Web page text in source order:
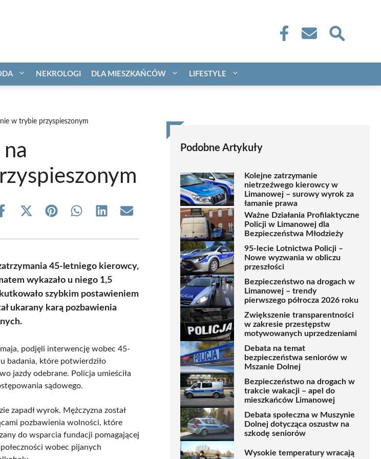
NEKROLOGI DLA MIESZKAŃCÓW LIFESTYLE
w trybie przyspieszonym
Share
Share
(Twitter)
Share Share Share Share
45-letniego kierowcy,
wykazało u niego 1,5
szybkim postawieniem
ukarany karą pozbawienia
podjęli interwencję wobec 45-
badania, które potwierdziło
jazdy odebrane. Policja umieściła
sądowego.
zapadł wyrok. Mężczyzna został
pozbawienia wolności, które
do wsparcia fundacji pomagającej
wobec pijanych
Podobne Artykuły
Kolejne zatrzymanie
nietrzeźwego kierowcy w
Limanowej – surowy wyrok za
łamanie prawa
Ważne Działania Profilaktyczne
Policji w Limanowej dla
Bezpieczeństwa Młodzieży
95-lecie Lotnictwa Policji –
Nowe wyzwania w obliczu
przeszłości
Bezpieczeństwo na drogach w
Limanowej – trendy
pierwszego półrocza 2026 roku
Zwiększenie transparentności
w zakresie przestępstw
motywowanych uprzedzeniami
Debata na temat
bezpieczeństwa seniorów w
Mszanie Dolnej
Bezpieczeństwo na drogach w
trakcie wakacji – apel do
mieszkańców Limanowej
Debata społeczna w Muszynie
Dolnej dotycząca oszustw na
szkodę seniorów
Wysokie temperatury wracają